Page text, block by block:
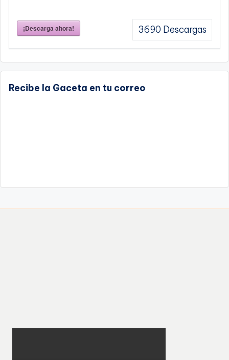
¡Descarga ahora! 3690 Descargas
Recibe la Gaceta en tu correo